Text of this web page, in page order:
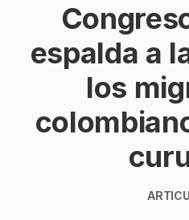
espalda a
los